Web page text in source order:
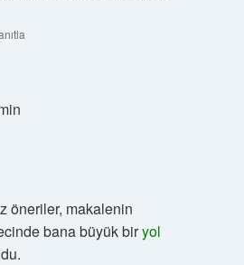
öneriler, makalenin
bana büyük biryol